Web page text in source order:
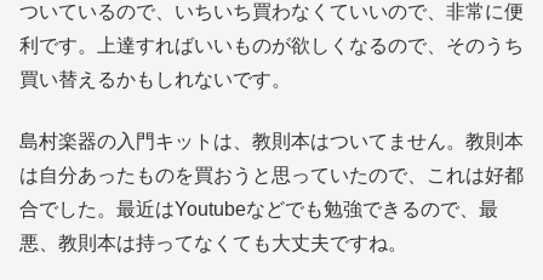
ついているので、いちいち買わなくていいので、非常に便
利です。上達すればいいものが欲しくなるので、そのうち
買い替えるかもしれないです。
島村楽器の入門キットは、教則本はついてません。教則本
は自分あったものを買おうと思っていたので、これは好都
合でした。最近はYoutubeなどでも勉強できるので、最
悪、教則本は持ってなくても大丈夫ですね。